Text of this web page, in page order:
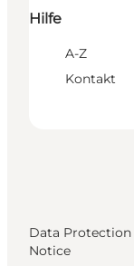
Hilfe
A-Z
Kontakt
Data Protection
Notice